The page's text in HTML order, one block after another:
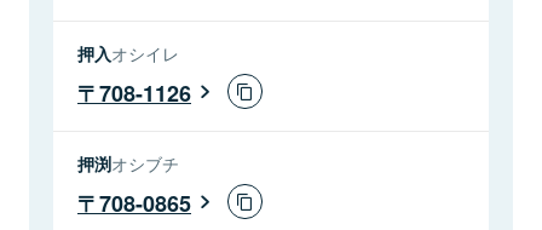
押入オシイレ
708-1126
押渕オシブチ
708-0865